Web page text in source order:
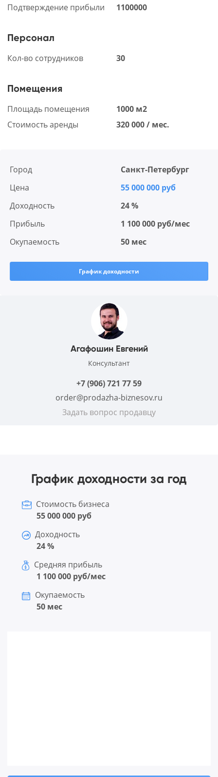
Подтверждение прибыли
1100000
Персонал
Кол-во сотрудников 30
Помещения
Площадь помещения
1000 м2
Стоимость аренды
320 000 / мес.
Город
Санкт-Петербург
Цена
55 000 000 руб
Доходность
24 %
Прибыль
1 100 000 руб/мес
Окупаемость
50 мес
График доходности
Агафошин Евгений
Консультант
+7 (906) 721 77 59
order@prodazha-biznesov.ru
Задать вопрос продавцу
График доходности за год
Стоимость бизнеса
55 000 000 руб
Доходность
24 %
Средняя прибыль
1 100 000 руб/мес
Окупаемость
50 мес